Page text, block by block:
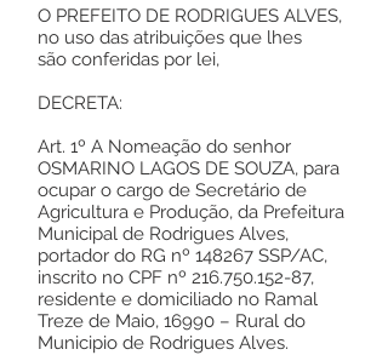
O PREFEITO DE RODRIGUES ALVES,
no uso das atribuições que lhes
são conferidas por lei,
DECRETA:
Art. 1º A Nomeação do senhor
OSMARINO LAGOS DE SOUZA, para
ocupar o cargo de Secretário de
Agricultura e Produção, da Prefeitura
Municipal de Rodrigues Alves,
portador do RG nº 148267 SSP/AC,
inscrito no CPF nº 216.750.152-87,
residente e domiciliado no Ramal
Treze de Maio, 16990 – Rural do
Municipio de Rodrigues Alves.